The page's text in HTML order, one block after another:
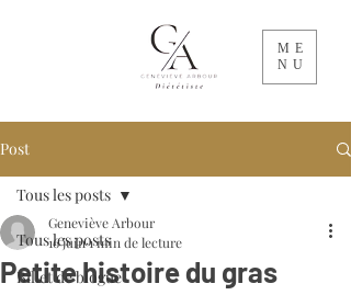
ME
NU
Post
Tous les posts
Billet de blogue
Tous les posts
Petite histoire du gras
Geneviève Arbour
16 juin1 min de lecture